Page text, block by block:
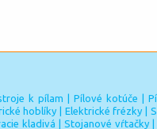
k pílam Pílové kotúče
hoblíky Elektrické frézky
kladivá Stojanové vŕtačky|